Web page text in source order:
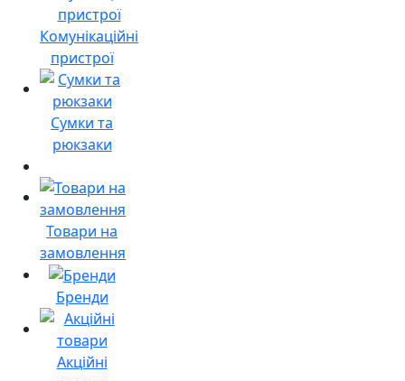
Комунікаційні
пристрої
Сумки та
рюкзаки
Товари на
замовлення
Бренди
Акційні